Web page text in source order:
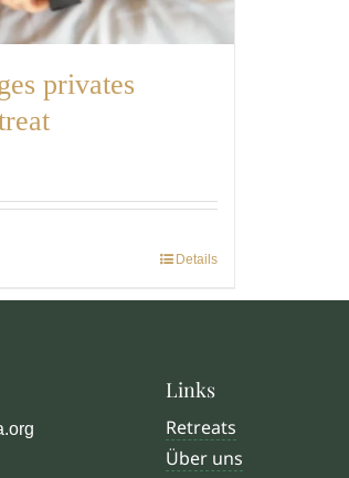
privates
Details
Links
Retreats
Über uns